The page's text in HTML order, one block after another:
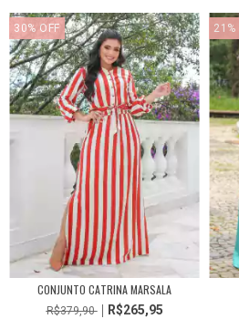
30% OFF
CONJUNTO CATRINA MARSALA
R$379,90 R$265,95
21 %